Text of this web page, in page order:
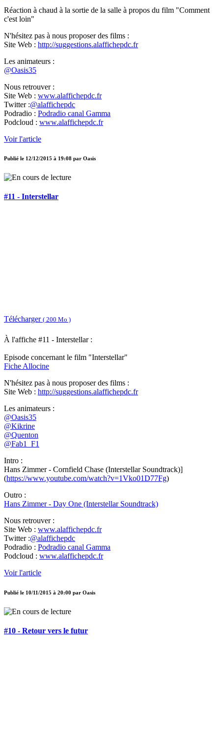
Réaction à chaud à la sortie de la salle à propos du film "Comment
c'est loin"
N'hésitez pas à nous proposer des films :
Site Web : http://suggestions.alaffichepdc.fr
Les animateurs :
@Oasis35
Nous retrouver :
Site Web : www.alaffichepdc.fr
Twitter :@alaffichepdc
Podradio : Podradio canal Gamma
Podcloud : www.alaffichepdc.fr
Voir l'article
Publié le 12/12/2015 à 19:08 par Oasis
#11 - Interstellar
Télécharger ( 200 Mo )
À l'affiche #11 - Interstellar :
Episode concernant le film "Interstellar"
Fiche Allocine
N'hésitez pas à nous proposer des films :
Site Web : http://suggestions.alaffichepdc.fr
Les animateurs :
@Oasis35
@Kikrine
@Quenton
@Fab1_F1
Intro :
Hans Zimmer - Cornfield Chase (Interstellar Soundtrack)]
(https://www.youtube.com/watch?v=1Vko01D77Fg)
Outro :
Hans Zimmer - Day One (Interstellar Soundtrack)
Nous retrouver :
Site Web : www.alaffichepdc.fr
Twitter :@alaffichepdc
Podradio : Podradio canal Gamma
Podcloud : www.alaffichepdc.fr
Voir l'article
Publié le 10/11/2015 à 20:00 par Oasis
#10 - Retour vers le futur